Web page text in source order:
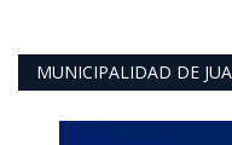
MUNICIPALIDAD DE